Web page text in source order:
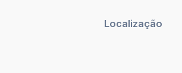
Localização